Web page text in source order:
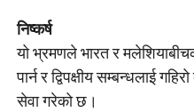
निष्कर्ष
यो भ्रमणले भारत र
पार्न र द्विपक्षीय सम्बन्धलाई
सेवा गरेको छ।